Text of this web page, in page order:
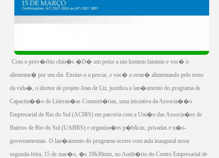
Com o prov�rbio chin�s �D� um peixe a um homem faminto e voc� o
alimentar� por um dia. Ensine-o a pescar, e voc� o estar� alimentando pelo resto
da vida�, o diretor de projeto Jean de Liz, justifica o lan�amento do programa de
Capacita��o de Lideran�as Comunit�rias, uma iniciativa da Associa��o
Empresarial de Rio do Sul (ACIRS) em parceria com a Uni�o das Associa�es de
Bairros de Rio do Sul (UABRS) e organiza�es p�blicas, privadas e n�o-
governamentais. O lan�amento do programa ocorre com aula inaugural nesta
segunda-feira, 15 de mar�o, �s 19h30min, no Audit�rio do Centro Empresarial de